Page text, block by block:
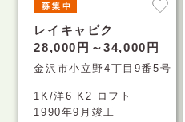
レイキャビク
28,000円～34,000円
金沢市小立野4丁目9番5号
1K/洋6 K2 ロフト
1990年9月竣工